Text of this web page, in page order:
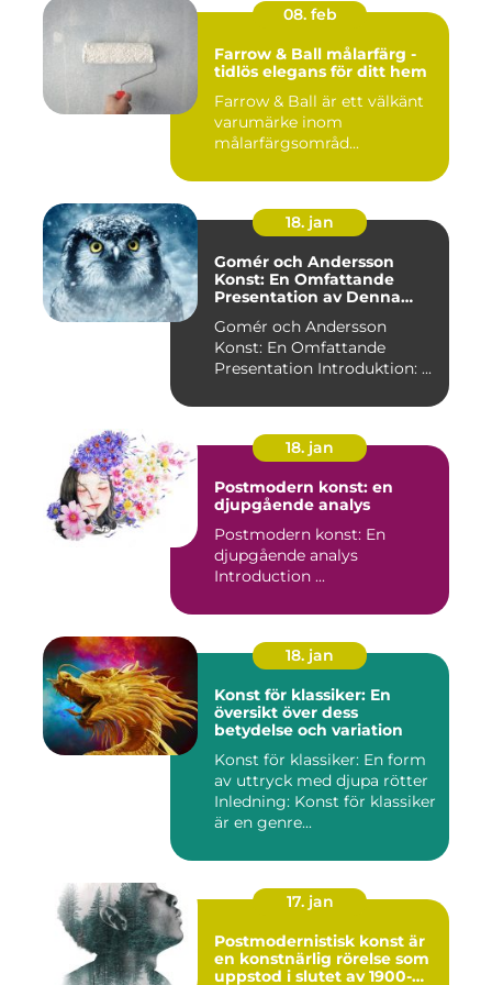
08. feb
Farrow & Ball målarfärg -
tidlös elegans för ditt hem
Farrow & Ball är ett välkänt
varumärke inom
målarfärgsområd...
18. jan
Gomér och Andersson
Konst: En Omfattande
Presentation av Denna
Gomér och Andersson
Konst: En Omfattande
Presentation Introduktion: ...
18. jan
Postmodern konst: en
djupgående analys
Postmodern konst: En
djupgående analys
Introduction ...
18. jan
Konst för klassiker: En
översikt över dess
betydelse och variation
Konst för klassiker: En form
av uttryck med djupa rötter
Inledning: Konst för klassiker
är en genre...
17. jan
Postmodernistisk konst är
en konstnärlig rörelse som
uppstod i slutet av 1900-